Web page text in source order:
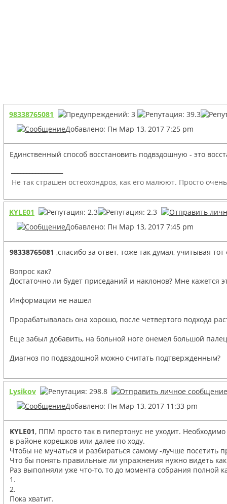
98338765081
Добавлено: Пн Мар 13, 2017 7:25 pm
Единственный способ восстановить подвздошную - это
Не так страшен остеохондроз, как его малюют. Просто
KYLE01
Добавлено: Пн Мар 13, 2017 7:45 pm
98338765081 ,спасибо за ответ, тоже так думал, учитывая
Вопрос как?
Достаточно ли будет приседаний и наклонов? Мне
Информации не нашел
Прорабатывалась она хорошо, после четвертого подхода
Еще забыл добавить, на больной ноге онемел большой
Диагноз по подвздошной можно считать подтвержденным?
Lysikov
Добавлено: Пн Мар 13, 2017 11:33 pm
KYLE01, ППМ просто так в гипертонус не уходит.
в районе корешков или далее по ходу.
Чтобы не мучаться и разбираться самому -лучше посетить
Что бы понять правильные ли упражнения нужно видеть
Раз выполняли уже что-то, то до момента собрания
1.
2.
Пока хватит.